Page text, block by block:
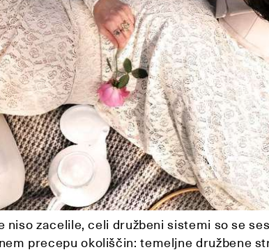
niso zacelile, celi družbeni sistemi so se
precepu okoliščin: temeljne družbene